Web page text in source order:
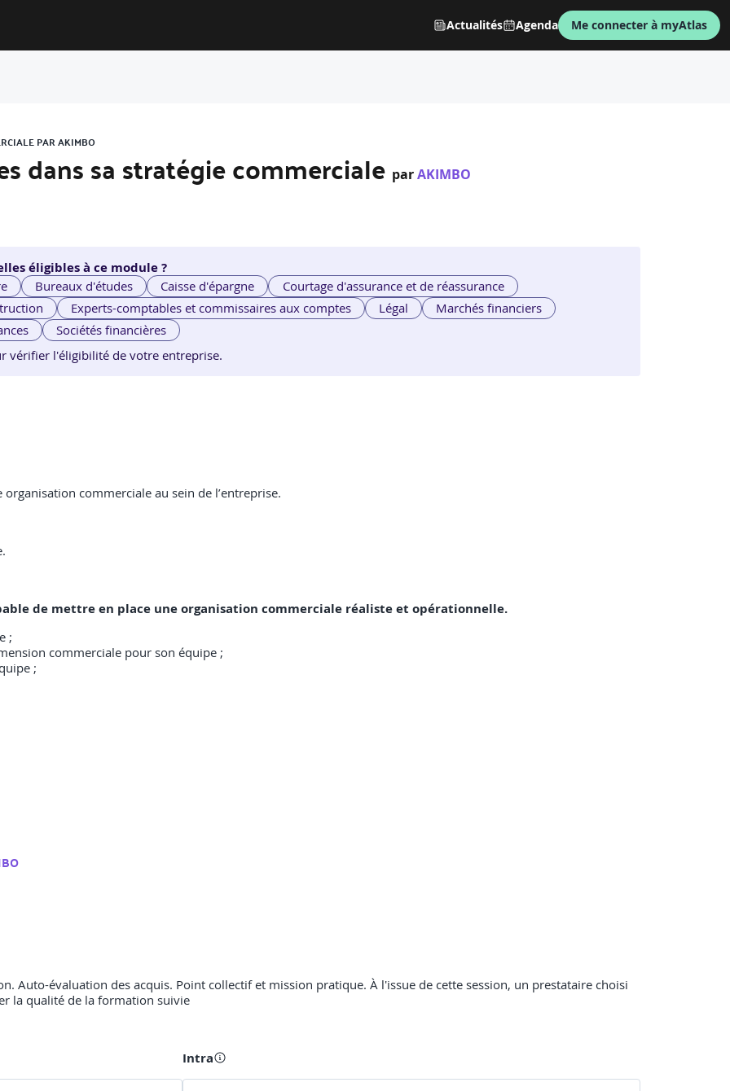
Actualités Agenda Me connecter à myAtlas
PAR AKIMBO
dans sa stratégie commerciale parAKIMBO
éligibles à ce module ?
Bureaux d'études Caisse d'épargne
Courtage d'assurance et de réassurance
Experts-comptables et commissaires aux comptes Légal
Marchés financiers
Sociétés financières
vérifier l'éligibilité de votre entreprise.
commerciale au sein de l’entreprise.
de mettre en place une organisation commerciale réaliste et opérationnelle.
;
commerciale pour son équipe ;
;
Auto-évaluation des acquis. Point collectif et mission pratique. À l'issue de cette session, un prestataire choisi
la qualité de la formation suivie
Intra